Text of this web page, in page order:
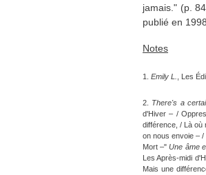
jamais." (p.
publié en
Notes
1. Emily L. , Les
2. There's a
d'Hiver – /
différence, / Là où
on nous envoie –
Mort –"Une âme
Les Après-midi
Mais une